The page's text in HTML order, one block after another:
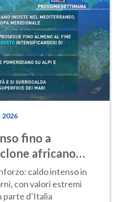
2026
fino a
africano
caldo intenso in
con valori estremi
parte d’Italia